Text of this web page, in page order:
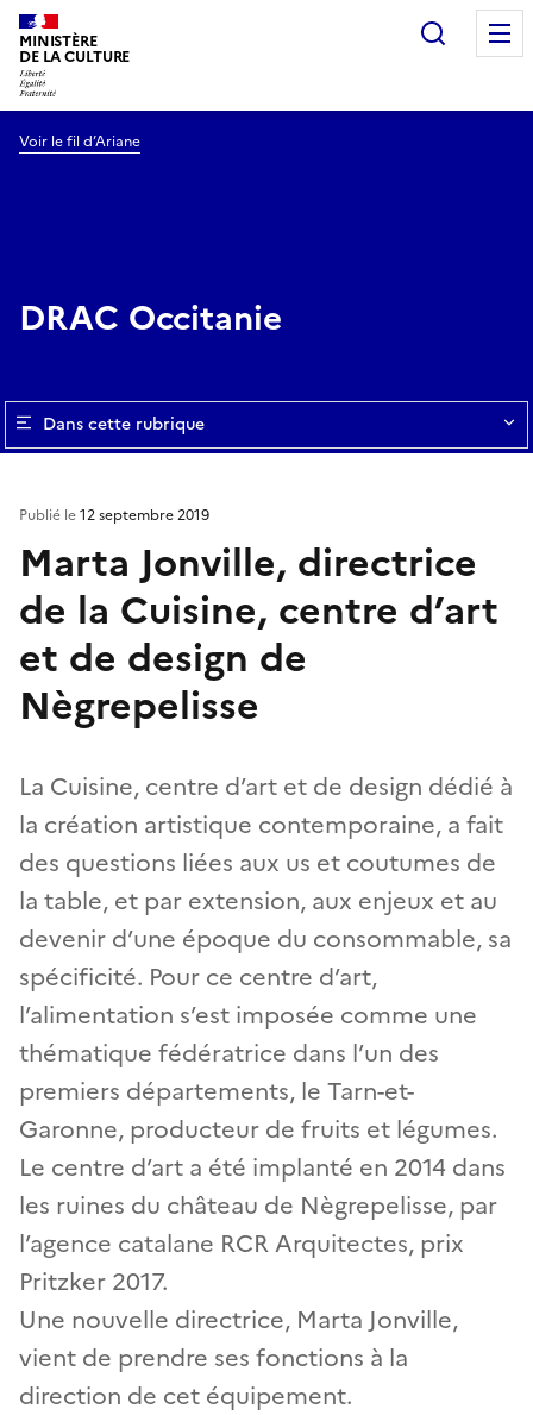
MINISTÈRE
DE LA CULTURE
Voir le fil d’Ariane
DRAC Occitanie
Dans cette rubrique
Marta Jonville, directrice
de la Cuisine, centre d’art
et de design de
Nègrepelisse
La Cuisine, centre d’art et de design dédié à
la création artistique contemporaine, a fait
des questions liées aux us et coutumes de
la table, et par extension, aux enjeux et au
devenir d’une époque du consommable, sa
spécificité. Pour ce centre d’art,
l’alimentation s’est imposée comme une
thématique fédératrice dans l’un des
premiers départements, le Tarn-et-
Garonne, producteur de fruits et légumes.
Le centre d’art a été implanté en 2014 dans
les ruines du château de Nègrepelisse, par
l’agence catalane RCR Arquitectes, prix
Pritzker 2017.
Une nouvelle directrice, Marta Jonville,
vient de prendre ses fonctions à la
direction de cet équipement.
Publié le12 septembre 2019